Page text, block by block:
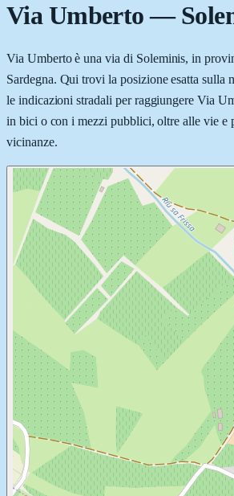
Via Umberto—
Via Umberto è una via di Soleminis, in
Sardegna. Qui trovi la posizione esatta sulla
le indicazioni stradali per raggiungere Via
in bici o con i mezzi pubblici, oltre alle vie e
vicinanze.